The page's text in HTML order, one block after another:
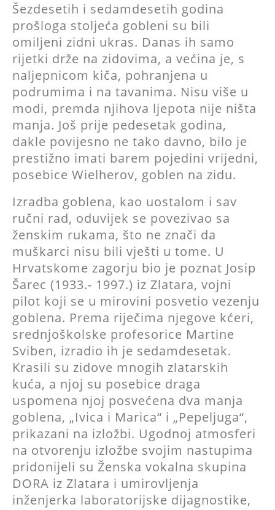
Šezdesetih i sedamdesetih godina
prošloga stoljeća gobleni su bili
omiljeni zidni ukras. Danas ih samo
rijetki drže na zidovima, a većina je, s
naljepnicom kiča, pohranjena u
podrumima i na tavanima. Nisu više u
modi, premda njihova ljepota nije ništa
manja. Još prije pedesetak godina,
dakle povijesno ne tako davno, bilo je
prestižno imati barem pojedini vrijedni,
posebice Wielherov, goblen na zidu.
Izradba goblena, kao uostalom i sav
ručni rad, oduvijek se povezivao sa
ženskim rukama, što ne znači da
muškarci nisu bili vješti u tome. U
Hrvatskome zagorju bio je poznat Josip
Šarec (1933.- 1997.) iz Zlatara, vojni
pilot koji se u mirovini posvetio vezenju
goblena. Prema riječima njegove kćeri,
srednjoškolske profesorice Martine
Sviben, izradio ih je sedamdesetak.
Krasili su zidove mnogih zlatarskih
kuća, a njoj su posebice draga
uspomena njoj posvećena dva manja
goblena, „Ivica i Marica“ i „Pepeljuga“,
prikazani na izložbi. Ugodnoj atmosferi
na otvorenju izložbe svojim nastupima
pridonijeli su Ženska vokalna skupina
DORA iz Zlatara i umirovljenja
inženjerka laboratorijske dijagnostike,